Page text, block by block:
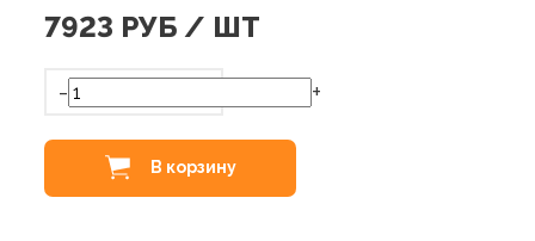
7923 РУБ / ШТ
- +
В корзину